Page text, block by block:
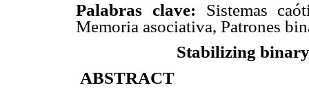
Palabras clave: Sistemas
Memoria asociativa, Patrones
Stabilizing
ABSTRACT